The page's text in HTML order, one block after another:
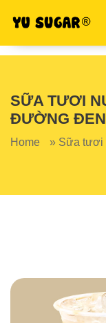
SỮA TƯƠI
ĐƯỜNG ĐEN
Home » Sữa tươi